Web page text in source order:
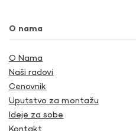
O nama
O Nama
Naši radovi
Cenovnik
Uputstvo za montažu
Ideje za sobe